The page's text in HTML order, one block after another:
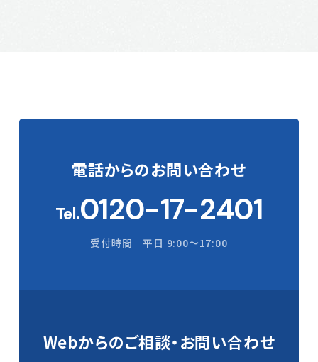
電話からのお問い合わせ
Tel.0120-17-2401
受付時間 平日 9:00〜17:00
Webからのご相談・お問い合わせ